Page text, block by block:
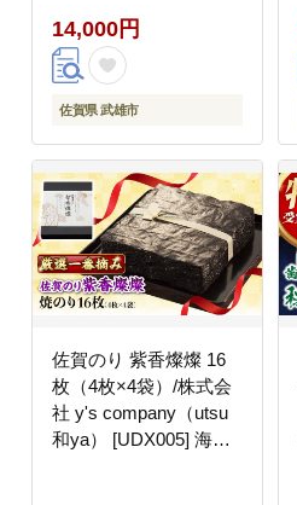
14,000円
佐賀県 武雄市
佐賀のり 紫香燦燦 16
枚（4枚×4袋）/株式会
社 y's company（utsu
和ya） [UDX005] 海苔